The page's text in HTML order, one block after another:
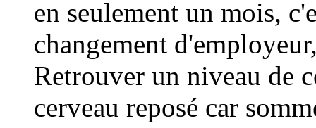
en seulement un mois,
changement
Retrouver un niveau de
cerveau reposé car